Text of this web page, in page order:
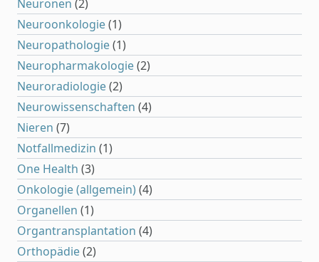
Neuronen (2)
Neuroonkologie(1)
Neuropathologie(1)
Neuropharmakologie(2)
Neuroradiologie(2)
Neurowissenschaften (4)
Nieren (7)
Notfallmedizin (1)
One Health (3)
Onkologie (allgemein)(4)
Organellen (1)
Organtransplantation (4)
Orthopädie(2)